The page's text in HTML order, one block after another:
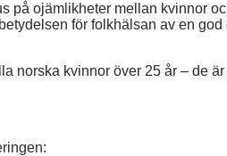
på ojämlikheter mellan kvinnor
för folkhälsan av en
norska kvinnor över 25 år – de är